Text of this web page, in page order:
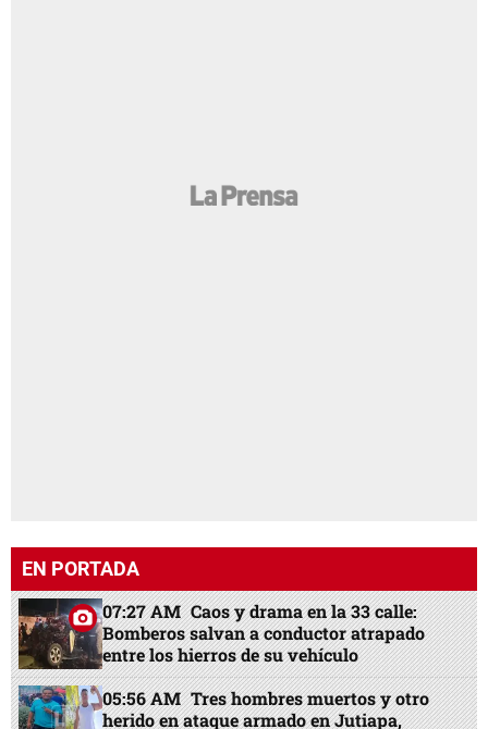
EN PORTADA
07:27 AM Caos y drama en la 33 calle:
Bomberos salvan a conductor atrapado
entre los hierros de su vehículo
05:56 AM Tres hombres muertos y otro
herido en ataque armado en Jutiapa,